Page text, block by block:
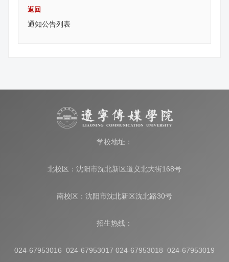
返回
通知公告列表
学校地址：
北校区：沈阳市沈北新区道义北大街168号
南校区：沈阳市沈北新区沈北路30号
招生热线：
024-67953016 024-67953017 024-67953018 024-67953019